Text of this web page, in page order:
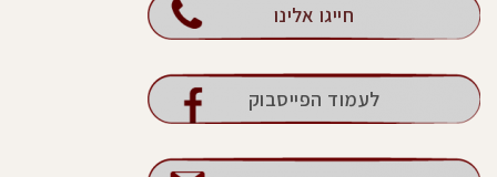
חייגו אלינו
לעמוד הפייסבוק